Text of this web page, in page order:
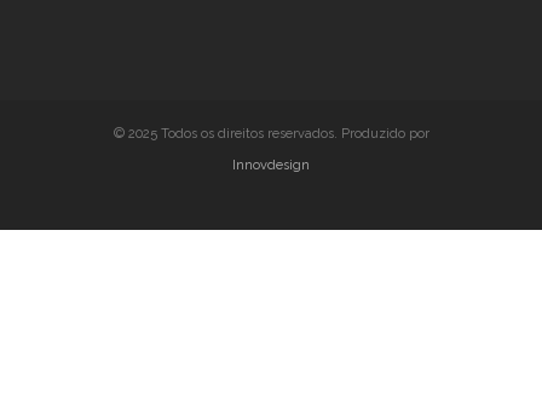
© 2025 Todos os direitos reservados. Produzido por
Innovdesign